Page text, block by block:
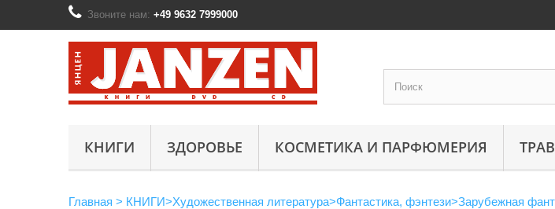
Звоните нам: +49 9632 7999000
КНИГИ ЗДОРОВЬЕ КОСМЕТИКА И ПАРФЮМЕРИЯ
Главная > КНИГИ>Художественная литература>Фантастика, фэнтези>Зарубежная